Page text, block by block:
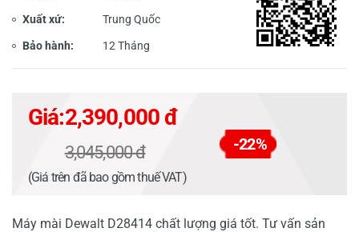
Xuất xứ: Trung Quốc
Bảo hành: 12 Tháng
Giá:2,390,000 đ
3,045,000 đ -22%
(Giá trên đã bao gồm thuế VAT)
Máy mài Dewalt D28414 chất lượng giá tốt. Tư vấn sản